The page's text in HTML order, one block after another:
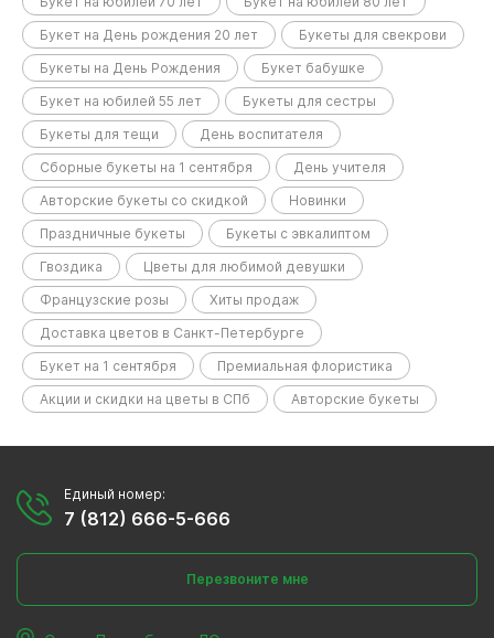
Букет на День рождения 20 лет
Букеты для свекрови
Букеты на День Рождения
Букет бабушке
Букет на юбилей 55 лет
Букеты для сестры
Букеты для тещи
День воспитателя
Сборные букеты на 1 сентября
День учителя
Авторские букеты со скидкой
Новинки
Праздничные букеты
Букеты с эвкалиптом
Гвоздика
Цветы для любимой девушки
Французские розы
Хиты продаж
Доставка цветов в Санкт-Петербурге
Букет на 1 сентября
Премиальная флористика
Акции и скидки на цветы в СПб
Авторские букеты
Единый номер:
7 (812) 666-5-666
Перезвоните мне